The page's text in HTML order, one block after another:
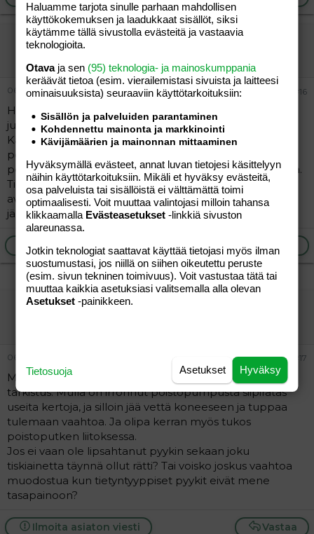
Pakko saada vaatteet pestyä :(
Vieras
06.08.2013 #16
Hei, elävöittäisin mielelläni tämän keskustelun. Pesin
juuri koneellisen pyykkiä ja kone oli täynnä vaahtoa.
Käytän vain vähän pesuainetta ja hieman Vanish
pesuainetta. Samalla tavalla olen pessyt aikasemmin ja
pesutulos on ollut vaahdoton. Kone on noin 9 kk vanha.
Tietääkö kukaan mikä tämän aiheuttaa? Olen oikeasti
avun tarpeessa. Ystäväni ehdottivat vaahtobileiden
järjestämistä mutta se ei liene kovin terveellistä iholle?
Ilmoita asiaton viesti
määäm
06.08.2013 #17
Mä sanoisin että nukkasihdin/poistopumpun/-putken
tarkistus. Mulla on irronnut poistopumpusta siipiratas
useita kertoja, ja silloin jää vettä koneeseen ja tuppaa
tulemaan vaahtoa. Ja olipa kerran myös tukos
poistoputken liitoksessa.
Jos ei vaan ole lipsahtanut pyykin sekaan joku
tiskiainetta täynnä ollut rätti? Tai voisko joskus vaahtoa
muodostua kun tietyntyyppiset pyykit eivät mene
tasapainoon?
Vastaa
Ilmoita asiaton viesti
Haluamme tarjota sinulle parhaan mahdollisen
käyttökokemuksen ja laadukkaat sisällöt, siksi
käytämme tällä sivustolla evästeitä ja vastaavia
teknologioita.
Otavaja sen (95) teknologia- ja mainoskumppania
keräävät tietoa (esim. vierailemis­tasi sivuista ja laitteesi
ominaisuuk­sista) seuraaviin käyttötarkoituksiin:
Sisällön ja palveluiden parantaminen
Kohdennettu mainonta ja markkinointi
Kävijämäärien ja mainonnan mittaaminen
Hyväksymällä evästeet, annat luvan tietojesi käsittelyyn
näihin käyttötarkoituksiin. Mikäli et hyväksy evästeitä,
osa palveluista tai sisällöistä ei välttämättä toimi
optimaalisesti. Voit muuttaa valintojasi milloin tahansa
klikkaamalla Evästeasetukset -linkkiä sivuston
alareunassa.
Jotkin teknologiat saattavat käyttää tietojasi myös ilman
suostumustasi, jos niillä on siihen oikeutettu peruste
(esim. sivun tekninen toimivuus). Voit vastustaa tätä tai
muuttaa kaikkia asetuksiasi valitsemalla alla olevan
Asetukset -painikkeen.
Hyväksy
Asetukset
Tietosuoja